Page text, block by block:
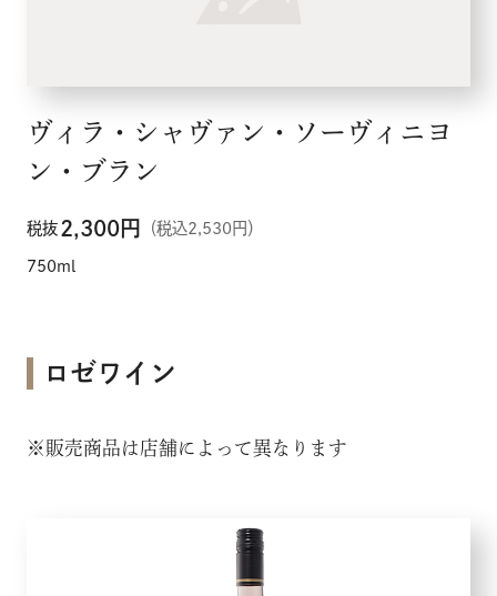
ヴィラ・シャヴァン・ソーヴィニヨ
ン・ブラン
税抜 2,300円 （税込2,530円）
750ml
ロゼワイン
※販売商品は店舗によって異なります